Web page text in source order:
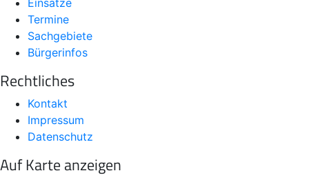
Termine
Sachgebiete
Bürgerinfos
Rechtliches
Kontakt
Impressum
Datenschutz
Auf Karte anzeigen